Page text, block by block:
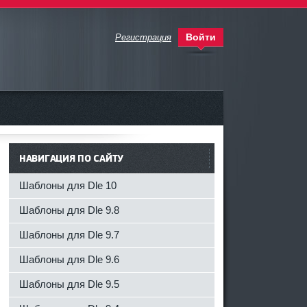
Регистрация Войти
НАВИГАЦИЯ ПО САЙТУ
Шаблоны для Dle 10
Шаблоны для Dle 9.8
Шаблоны для Dle 9.7
Шаблоны для Dle 9.6
Шаблоны для Dle 9.5